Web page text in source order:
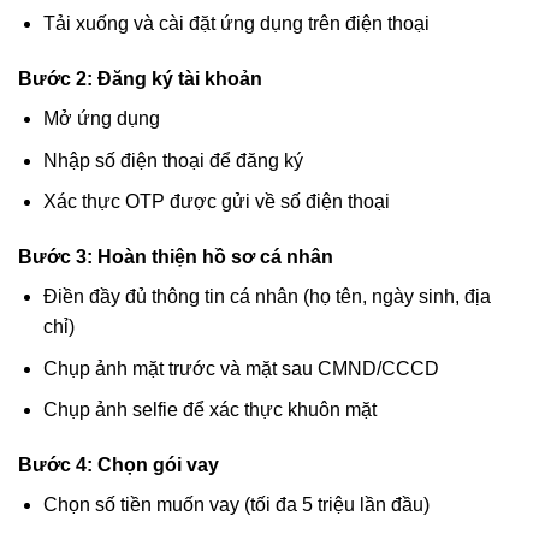
Tải xuống và cài đặt ứng dụng trên điện thoại
Bước 2: Đăng ký tài khoản
Mở ứng dụng
Nhập số điện thoại để đăng ký
Xác thực OTP được gửi về số điện thoại
Bước 3: Hoàn thiện hồ sơ cá nhân
Điền đầy đủ thông tin cá nhân (họ tên, ngày sinh, địa
chỉ)
Chụp ảnh mặt trước và mặt sau CMND/CCCD
Chụp ảnh selfie để xác thực khuôn mặt
Bước 4: Chọn gói vay
Chọn số tiền muốn vay (tối đa 5 triệu lần đầu)